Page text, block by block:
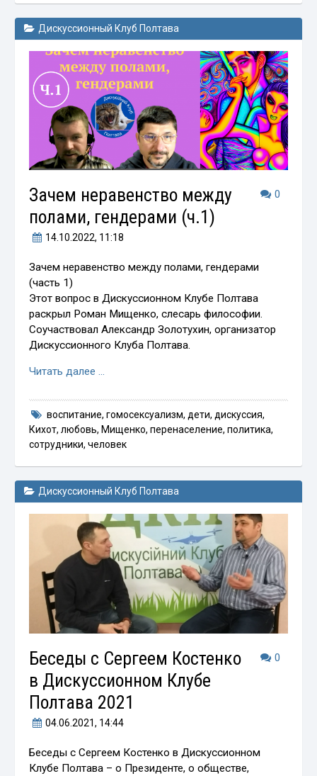
Дискуссионный Клуб Полтава
0
Зачем неравенство между
полами, гендерами (ч.1)
14.10.2022, 11:18
Зачем неравенство между полами, гендерами
(часть 1)
Этот вопрос в Дискуссионном Клубе Полтава
раскрыл Роман Мищенко, слесарь философии.
Соучаствовал Александр Золотухин, организатор
Дискуссионного Клуба Полтава.
Читать далее …
воспитание, гомосексуализм, дети, дискуссия,
Кихот,любовь, Мищенко,перенаселение,политика,
сотрудники,человек
Дискуссионный Клуб Полтава
0
Беседы с Сергеем Костенко
в Дискуссионном Клубе
Полтава 2021
04.06.2021, 14:44
Беседы с Сергеем Костенко в Дискуссионном
Клубе Полтава – о Президенте, о обществе,